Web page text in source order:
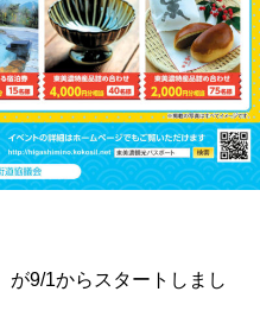
が9/1からスタートしまし